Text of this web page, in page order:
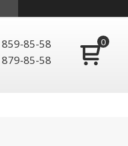
85-58
85-58